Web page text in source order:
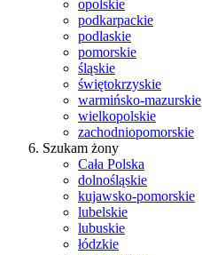
opolskie
podkarpackie
podlaskie
pomorskie
śląskie
świętokrzyskie
warmińsko-mazurskie
wielkopolskie
zachodniopomorskie
Szukam żony
Cała Polska
dolnośląskie
kujawsko-pomorskie
lubelskie
lubuskie
łódzkie